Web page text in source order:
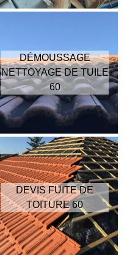
DÉMOUSSAGE
NETTOYAGE DE TUILE
60
DEVIS FUITE DE
TOITURE 60